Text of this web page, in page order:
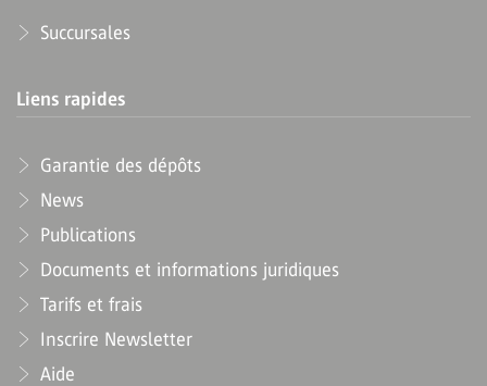
Succursales
Liens rapides
Garantie des dépôts
News
Publications
Documents et informations juridiques
Tarifs et frais
Inscrire Newsletter
Aide